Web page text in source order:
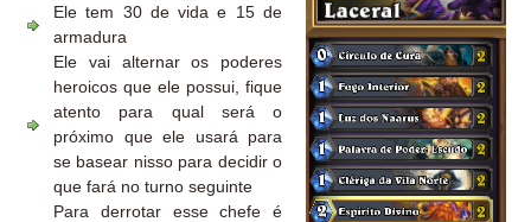
Ele tem 30 de vida e 15 de
armadura
Ele vai alternar os poderes
heroicos que ele possui, fique
atento para qual será o
próximo que ele usará para
se basear nisso para decidir o
que fará no turno seguinte
Para derrotar esse chefe é